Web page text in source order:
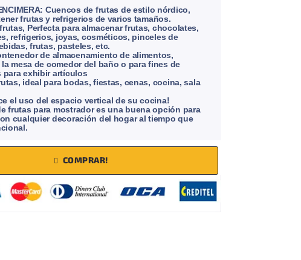
Cuencos de frutas de estilo nórdico,
frutas y refrigerios de varios tamaños.
Perfecta para almacenar frutas, chocolates,
refrigerios, joyas, cosméticos, pinceles de
frutas, pasteles, etc.
de almacenamiento de alimentos,
mesa de comedor del baño o para fines de
para exhibir artículos
ideal para bodas, fiestas, cenas, cocina, sala
el uso del espacio vertical de su cocina!
frutas para mostrador es una buena opción para
cualquier decoración del hogar al tiempo que
COMPRAR!